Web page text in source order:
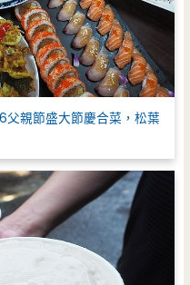
親節盛大節慶合菜，松葉